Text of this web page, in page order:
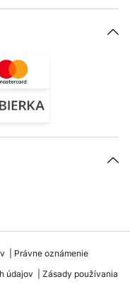
Právne oznámenie
údajov
Zásady používania